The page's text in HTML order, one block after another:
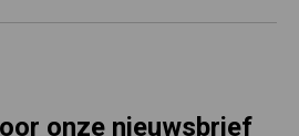
onze nieuwsbrief